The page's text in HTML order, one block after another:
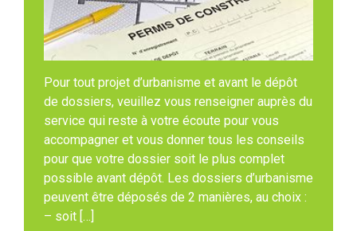
Pour tout projet d’urbanisme et avant le dépôt
de dossiers, veuillez vous renseigner auprès du
service qui reste à votre écoute pour vous
accompagner et vous donner tous les conseils
pour que votre dossier soit le plus complet
possible avant dépôt. Les dossiers d’urbanisme
peuvent être déposés de 2 manières, au choix :
– soit […]